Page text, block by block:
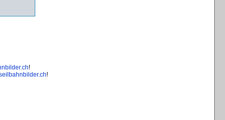
!
!